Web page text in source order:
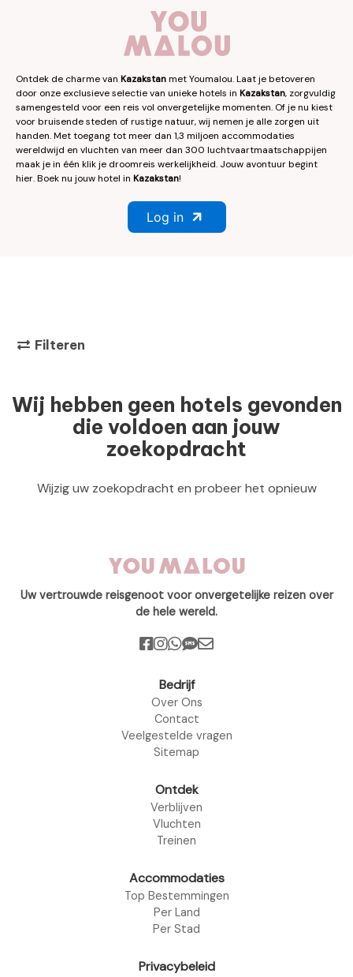
Ontdek de charme van Kazakstanmet Youmalou. Laat je betoveren
door onze exclusieve selectie van unieke hotels in Kazakstan, zorgvuldig
samengesteld voor een reis vol onvergetelijke momenten. Of je nu kiest
voor bruisende steden of rustige natuur, wij nemen je alle zorgen uit
handen. Met toegang tot meer dan 1,3 miljoen accommodaties
wereldwijd en vluchten van meer dan 300 luchtvaartmaatschappijen
maak je in één klik je droomreis werkelijkheid. Jouw avontuur begint
hier. Boek nu jouw hotel in Kazakstan!
Log in
Filteren
Wij hebben geen hotels gevonden
die voldoen aan jouw
zoekopdracht
Wijzig uw zoekopdracht en probeer het opnieuw
Uw vertrouwde reisgenoot voor onvergetelijke reizen over
de hele wereld.
Bedrijf
Over Ons
Contact
Veelgestelde vragen
Sitemap
Ontdek
Verblijven
Vluchten
Treinen
Accommodaties
Top Bestemmingen
Per Land
Per Stad
Privacybeleid